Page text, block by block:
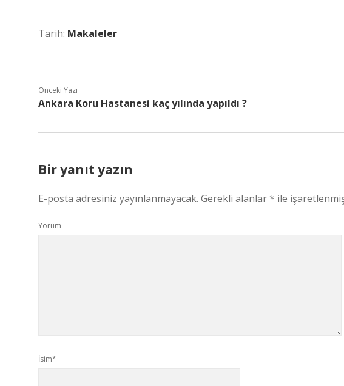
Tarih: Makaleler
Önceki Yazı
Ankara Koru Hastanesi kaç yılında yapıldı ?
Bir yanıt yazın
E-posta adresiniz yayınlanmayacak. Gerekli alanlar* ile
Yorum
İsim*